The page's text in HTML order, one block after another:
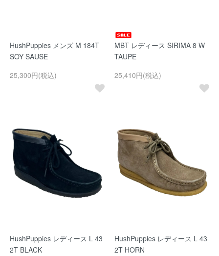
HushPuppies メンズ M 184T
SOY SAUSE
25,300円(税込)
MBT レディース SIRIMA 8 W
TAUPE
25,410円(税込)
HushPuppies レディース L 43
2T BLACK
HushPuppies レディース L 43
2T HORN